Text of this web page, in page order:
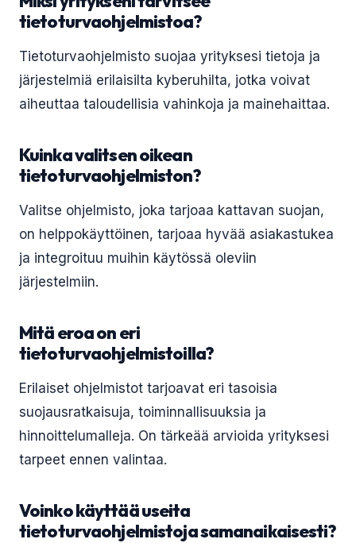
tietoturvaohjelmistoa?
Tietoturvaohjelmisto suojaa yrityksesi tietoja ja
järjestelmiä erilaisilta kyberuhilta, jotka voivat
aiheuttaa taloudellisia vahinkoja ja mainehaittaa.
Kuinka valitsen oikean
tietoturvaohjelmiston?
Valitse ohjelmisto, joka tarjoaa kattavan suojan,
on helppokäyttöinen, tarjoaa hyvää asiakastukea
ja integroituu muihin käytössä oleviin
järjestelmiin.
Mitä eroa on eri
tietoturvaohjelmistoilla?
Erilaiset ohjelmistot tarjoavat eri tasoisia
suojausratkaisuja, toiminnallisuuksia ja
hinnoittelumalleja. On tärkeää arvioida yrityksesi
tarpeet ennen valintaa.
Voinko käyttää useita
tietoturvaohjelmistoja samanaikaisesti?